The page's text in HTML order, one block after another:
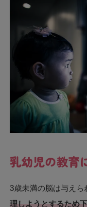
乳幼児の教育
3歳未満の脳は与えら
理しようとするため